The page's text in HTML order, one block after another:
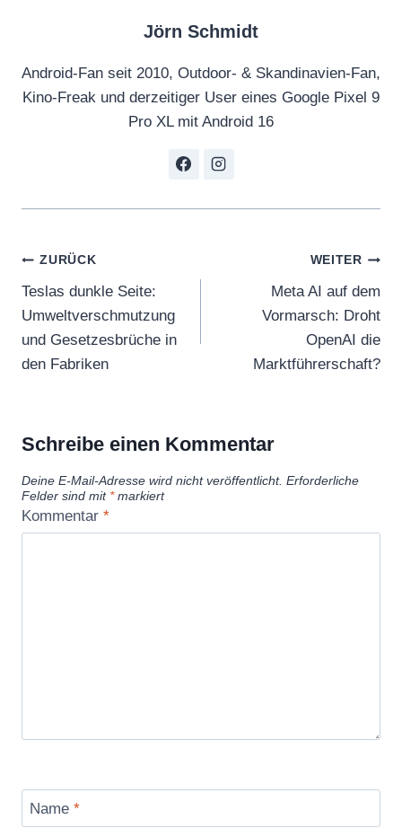
Jörn Schmidt
Android-Fan seit 2010, Outdoor- & Skandinavien-Fan,
Kino-Freak und derzeitiger User eines Google Pixel 9
Pro XL mit Android 16
Beitragsnavigation
ZURÜCK
Teslas dunkle Seite:
Umweltverschmutzung
und Gesetzesbrüche in
den Fabriken
WEITER
Meta AI auf dem
Vormarsch: Droht
OpenAI die
Marktführerschaft?
Schreibe einen Kommentar
Deine E-Mail-Adresse wird nicht veröffentlicht. Erforderliche
Felder sind mit *markiert
Kommentar *
Name *